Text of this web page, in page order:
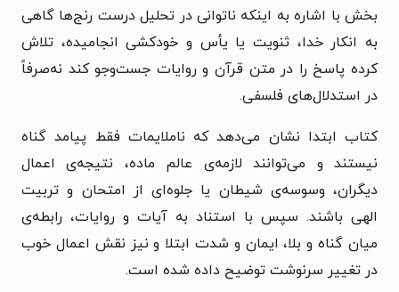
بخش با اشاره به اینکه ناتوانی در تحلیل درست رنج‌ها گاهی
به انکار خدا، ثنویت یا یأس و خودکشی انجامیده، تلاش
کرده پاسخ را در متن قرآن و روایات جست‌وجو کند نه‌صرفاً
در استدلال‌های فلسفی.
کتاب ابتدا نشان می‌دهد که ناملایمات فقط پیامد گناه
نیستند و می‌توانند لازمه‌ی عالم ماده، نتیجه‌ی اعمال
دیگران، وسوسه‌ی شیطان یا جلوه‌ای از امتحان و تربیت
الهی باشند. سپس با استناد به آیات و روایات، رابطه‌ی
میان گناه و بلا، ایمان و شدت ابتلا و نیز نقش اعمال خوب
در تغییر سرنوشت توضیح داده شده است.